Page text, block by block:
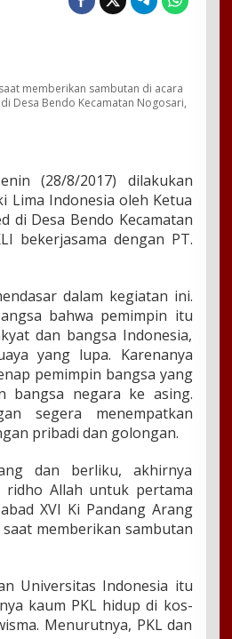
memberikan sambutan di acara
Desa Bendo Kecamatan Nogosari,
(28/8/2017) dilakukan
Lima Indonesia oleh Ketua
di Desa Bendo Kecamatan
bekerjasama dengan PT.
dalam kegiatan ini.
bahwa pemimpin itu
dan bangsa Indonesia,
yang lupa. Karenanya
pemimpin bangsa yang
bangsa negara ke asing.
segera menempatkan
pribadi dan golongan.
dan berliku, akhirnya
ridho Allah untuk pertama
XVI Ki Pandang Arang
memberikan sambutan
Universitas Indonesia itu
kaum PKL hidup di kos-
Menurutnya, PKL dan